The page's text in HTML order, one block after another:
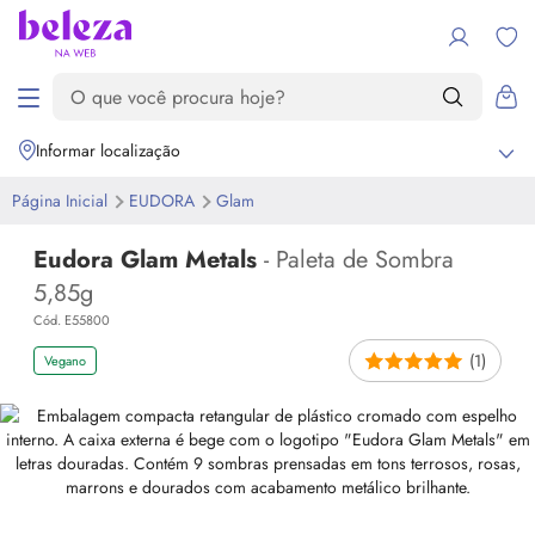
Informar localização
Página Inicial EUDORA Glam
Eudora Glam Metals - Paleta de Sombra
5,85g
Cód. E55800
Vegano (1)